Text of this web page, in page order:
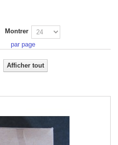
Montrer
par page
Afficher tout